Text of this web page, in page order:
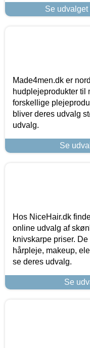
Se
Made4men.dk er
hudplejeprodukter til
forskellige
bliver deres udvalg
udvalg.
Se
Hos NiceHair.dk
online udvalg af
knivskarpe priser.
hårpleje, makeup,
se deres udvalg.
Se